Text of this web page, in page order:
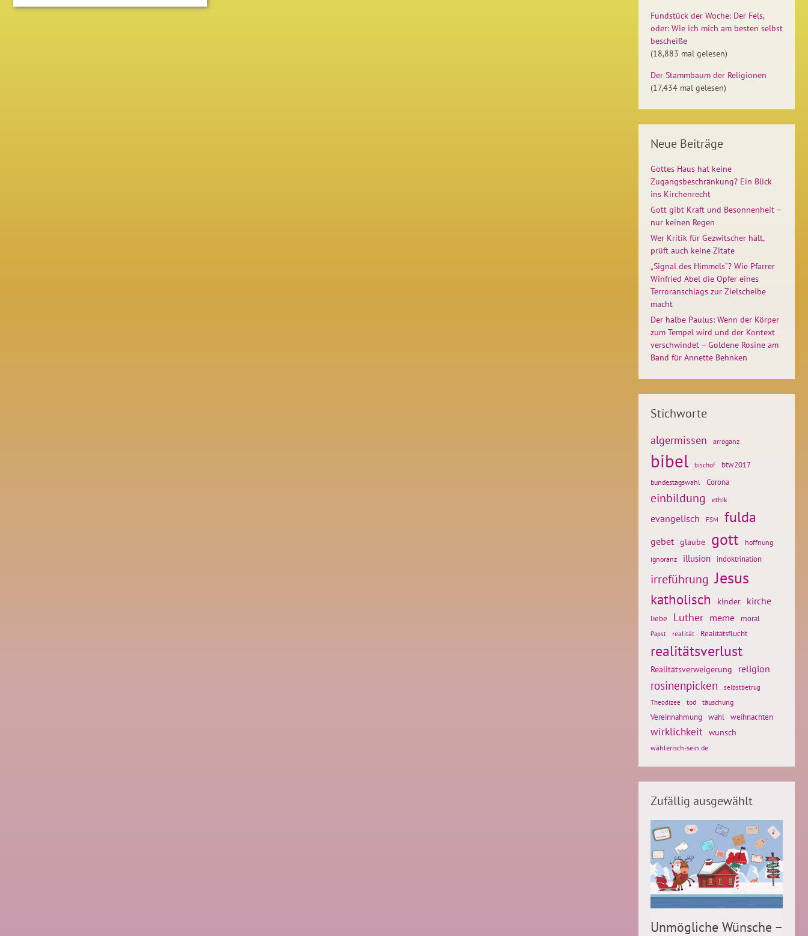
Fundstück der Woche: Der Fels,
oder: Wie ich mich am besten selbst
bescheiße
(18,883 mal gelesen)
Der Stammbaum der Religionen
(17,434 mal gelesen)
Neue Beiträge
Gottes Haus hat keine
Zugangsbeschränkung? Ein Blick
ins Kirchenrecht
Gott gibt Kraft und Besonnenheit –
nur keinen Regen
Wer Kritik für Gezwitscher hält,
prüft auch keine Zitate
„Signal des Himmels“? Wie Pfarrer
Winfried Abel die Opfer eines
Terroranschlags zur Zielscheibe
macht
Der halbe Paulus: Wenn der Körper
zum Tempel wird und der Kontext
verschwindet – Goldene Rosine am
Band für Annette Behnken
Stichworte
algermissen arroganz
bibel bischof btw2017
bundestagswahl Corona
einbildung ethik
evangelisch FSM fulda
gebet glaube gott
hoffnung
ignoranz
illusion indoktrination
irreführung Jesus
katholisch kinder kirche
liebe Luther meme moral
Papst realität Realitätsflucht
realitätsverlust
Realitätsverweigerung religion
rosinenpicken
selbstbetrug
Theodizee
tod täuschung
Vereinnahmung wahl weihnachten
wirklichkeit wunsch
wählerisch-sein.de
Zufällig ausgewählt
Unmögliche Wünsche –